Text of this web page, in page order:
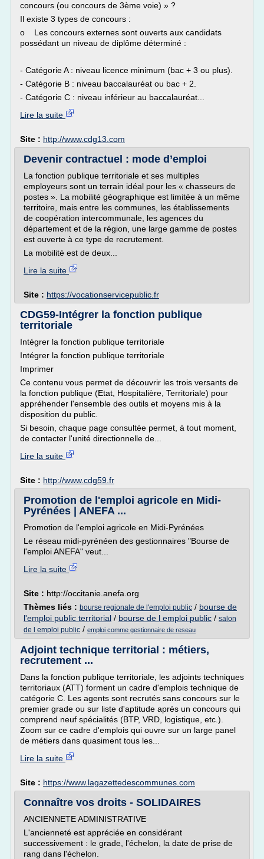
concours (ou concours de 3ème voie) » ?
Il existe 3 types de concours :
o Les concours externes sont ouverts aux candidats
possédant un niveau de diplôme déterminé :
- Catégorie A : niveau licence minimum (bac + 3 ou plus).
- Catégorie B : niveau baccalauréat ou bac + 2.
- Catégorie C : niveau inférieur au baccalauréat...
Lire la suite
Site : http://www.cdg13.com
Devenir contractuel : mode d’emploi
La fonction publique territoriale et ses multiples
employeurs sont un terrain idéal pour les « chasseurs de
postes ». La mobilité géographique est limitée à un même
territoire, mais entre les communes, les établissements
de coopération intercommunale, les agences du
département et de la région, une large gamme de postes
est ouverte à ce type de recrutement.
La mobilité est de deux...
Lire la suite
Site : https://vocationservicepublic.fr
CDG59-Intégrer la fonction publique
territoriale
Intégrer la fonction publique territoriale
Intégrer la fonction publique territoriale
Imprimer
Ce contenu vous permet de découvrir les trois versants de
la fonction publique (Etat, Hospitalière, Territoriale) pour
appréhender l'ensemble des outils et moyens mis à la
disposition du public.
Si besoin, chaque page consultée permet, à tout moment,
de contacter l'unité directionnelle de...
Lire la suite
Site : http://www.cdg59.fr
Promotion de l'emploi agricole en Midi-
Pyrénées | ANEFA ...
Promotion de l'emploi agricole en Midi-Pyrénées
Le réseau midi-pyrénéen des gestionnaires "Bourse de
l'emploi ANEFA" veut...
Lire la suite
Site : http://occitanie.anefa.org
Thèmes liés : bourse regionale de l'emploi public / bourse de
l'emploi public territorial / bourse de l emploi public / salon
de l emploi public / emploi comme gestionnaire de reseau
Adjoint technique territorial : métiers,
recrutement ...
Dans la fonction publique territoriale, les adjoints techniques
territoriaux (ATT) forment un cadre d'emplois technique de
catégorie C. Les agents sont recrutés sans concours sur le
premier grade ou sur liste d'aptitude après un concours qui
comprend neuf spécialités (BTP, VRD, logistique, etc.).
Zoom sur ce cadre d'emplois qui ouvre sur un large panel
de métiers dans quasiment tous les...
Lire la suite
Site : https://www.lagazettedescommunes.com
Connaître vos droits - SOLIDAIRES
ANCIENNETE ADMINISTRATIVE
L'ancienneté est appréciée en considérant
successivement : le grade, l'échelon, la date de prise de
rang dans l'échelon.